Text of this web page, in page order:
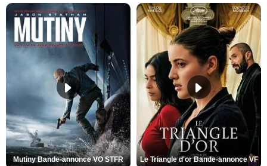
Mutiny Bande-annonce VO STFR Le Triangle d'or Bande-annonce VF